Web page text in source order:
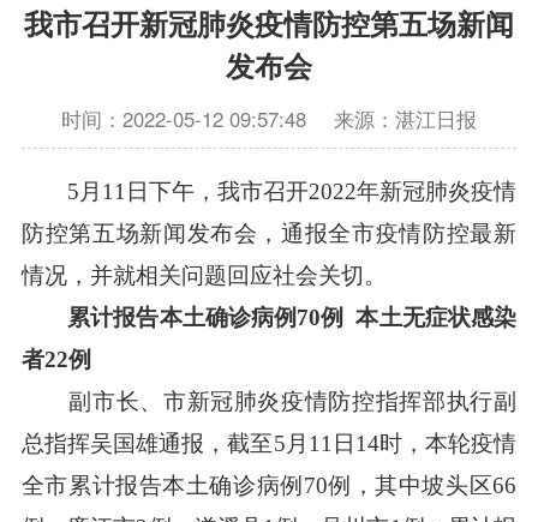
我市召开新冠肺炎疫情防控第五场新闻
发布会
时间：2022-05-12 09:57:48 来源：湛江日报
5月11日下午，我市召开2022年新冠肺炎疫情
防控第五场新闻发布会，通报全市疫情防控最新
情况，并就相关问题回应社会关切。
累计报告本土确诊病例70例 本土无症状感染
者22例
副市长、市新冠肺炎疫情防控指挥部执行副
总指挥吴国雄通报，截至5月11日14时，本轮疫情
全市累计报告本土确诊病例70例，其中坡头区66